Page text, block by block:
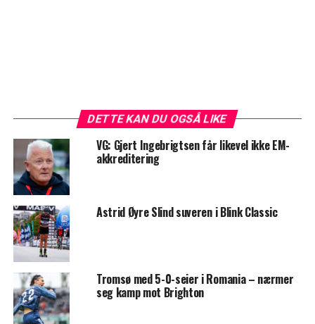
DETTE KAN DU OGSÅ LIKE
VG: Gjert Ingebrigtsen får likevel ikke EM-
akkreditering
Astrid Øyre Slind suveren i Blink Classic
Tromsø med 5-0-seier i Romania – nærmer
seg kamp mot Brighton